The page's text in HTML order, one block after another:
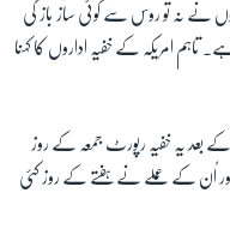
نے نہ تو روس سے کوئی ساز باز کی
تاہم امریکہ کے خفیہ اداروں کا کہنا
بعد یہ خفیہ رپورٹ جمعہ کے روز
اور اُن کے عملے نے ہفتے کے روز کئی